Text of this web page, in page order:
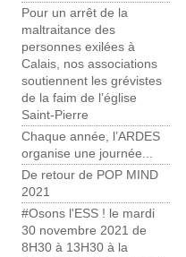
Pour un arrêt de la
maltraitance des
personnes exilées à
Calais, nos associations
soutiennent les grévistes
de la faim de l’église
Saint-Pierre
Chaque année, l’ARDES
organise une journée...
De retour de POP MIND
2021
#Osons l'ESS ! le mardi
30 novembre 2021 de
8H30 à 13H30 à la